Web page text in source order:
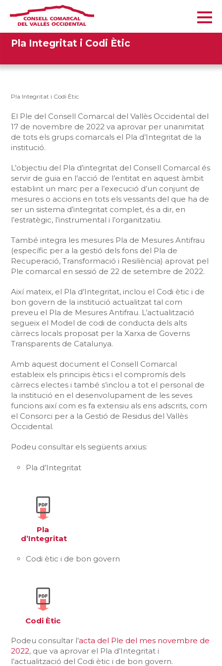
Pla Integritat i Codi Ètic
Pla Integritat i Codi Ètic
El Ple del Consell Comarcal del Vallès Occidental del
17 de novembre de 2022 va aprovar per unanimitat
de tots els grups comarcals el Pla d’Integritat de la
institució.
L’objectiu del Pla d’integritat del Consell Comarcal és
servir de guia en l’acció de l’entitat en aquest àmbit
establint un marc per a l’execució d’un conjunt de
mesures o accions en tots els vessants del que ha de
ser un sistema d’integritat complet, és a dir, en
l’estratègic, l’instrumental i l’organitzatiu.
També integra les mesures Pla de Mesures Antifrau
(específic per a la gestió dels fons del Pla de
Recuperació, Transformació i Resiliència) aprovat pel
Ple comarcal en sessió de 22 de setembre de 2022.
Així mateix, el Pla d’Integritat, inclou el Codi ètic i de
bon govern de la institució actualitzat tal com
preveu el Pla de Mesures Antifrau. L’actualització
segueix el Model de codi de conducta dels alts
càrrecs locals proposat per la Xarxa de Governs
Transparents de Catalunya.
Amb aquest document el Consell Comarcal
estableix els principis ètics i el compromís dels
càrrecs electes i també s’inclou a tot el personal de
la institució en el desenvolupament de les seves
funcions així com es fa extensiu als ens adscrits, com
el Consorci per a la Gestió de Residus del Vallès
Occidental.
Podeu consultar els següents arxius:
Pla d’Integritat
Pla
d’Integritat
Codi ètic i de bon govern
Codi Ètic
Podeu consultar l’acta del Ple del mes novembre de
2022, que va aprovar el Pla d’Integritat i
l’actualització del Codi ètic i de bon govern.